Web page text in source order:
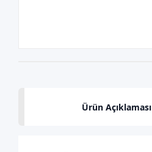
Ürün Açıklaması